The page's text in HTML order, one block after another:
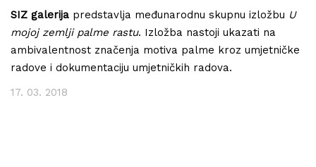
SIZ galerija predstavlja međunarodnu skupnu izložbu U
mojoj zemlji palme rastu. Izložba nastoji ukazati na
ambivalentnost značenja motiva palme kroz umjetničke
radove i dokumentaciju umjetničkih radova.
17. 03. 2018